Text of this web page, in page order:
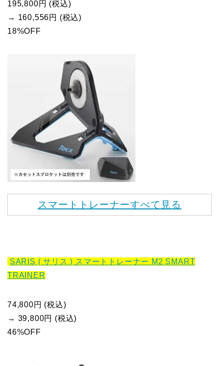
195,800円 (税込)
→ 160,556円 (税込)
18%OFF
スマートトレーナーすべて見る
SARIS ( サリス ) スマートトレーナー M2 SMART
TRAINER
74,800円 (税込)
→ 39,800円 (税込)
46%OFF